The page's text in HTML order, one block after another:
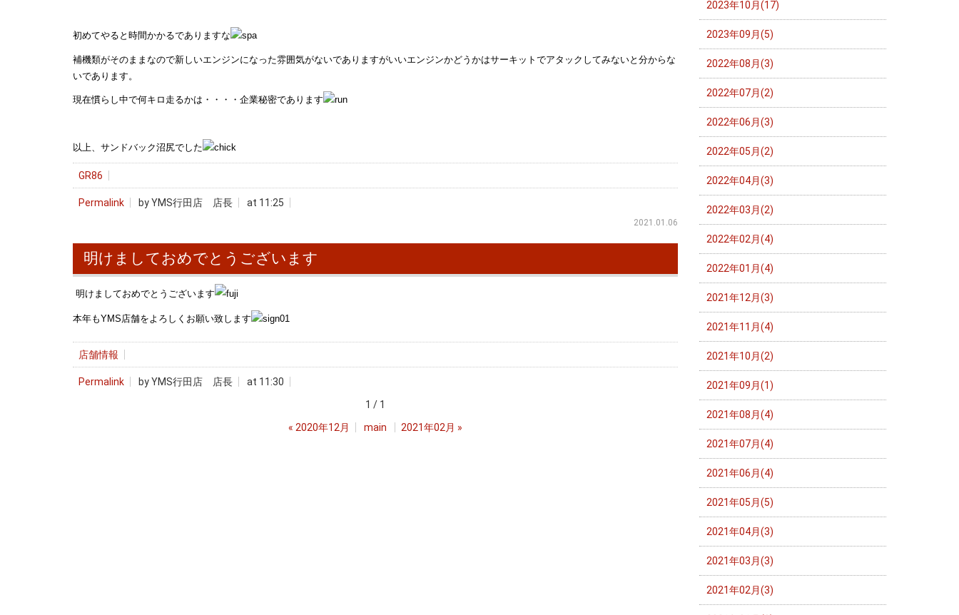
初めてやると時間かかるでありますな
補機類がそのままなので新しいエンジンになった雰囲気がないでありますがいいエンジンかどうかはサーキットでアタックしてみないと分からな
いであります。
現在慣らし中で何キロ走るかは・・・・企業秘密であります
以上、サンドバック沼尻でした
GR86
Permalink by YMS行田店 店長 at 11:25
2021.01.06
明けましておめでとうございます
明けましておめでとうございます
本年もYMS店舗をよろしくお願い致します
店舗情報
Permalink by YMS行田店 店長
at 11:30
1 / 1
« 2020年12月 main 2021年02月 »
2023年10月(17)
2023年09月(5)
2022年08月(3)
2022年07月(2)
2022年06月(3)
2022年05月(2)
2022年04月(3)
2022年03月(2)
2022年02月(4)
2022年01月(4)
2021年12月(3)
2021年11月(4)
2021年10月(2)
2021年09月(1)
2021年08月(4)
2021年07月(4)
2021年06月(4)
2021年05月(5)
2021年04月(3)
2021年03月(3)
2021年02月(3)